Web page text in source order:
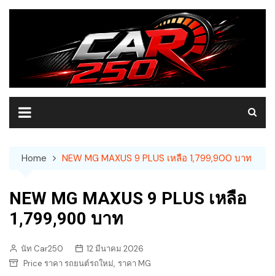
Skip
Home NEW MG MAXUS 9 PLUS เหลือ 1,799,900 บาท
NEW MG MAXUS 9 PLUS เหลือ
1,799,900 บาท
นัท Car250
12 มีนาคม 2026
Price ราคา รถยนต์รถใหม่, ราคา MG